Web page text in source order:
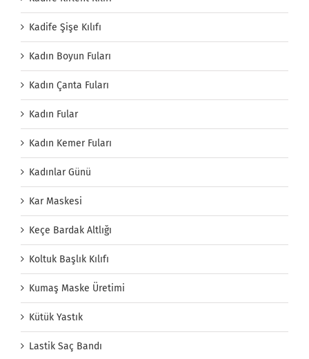
Kadife Şişe Kılıfı
Kadın Boyun Fuları
Kadın Çanta Fuları
Kadın Fular
Kadın Kemer Fuları
Kadınlar Günü
Kar Maskesi
Keçe Bardak Altlığı
Koltuk Başlık Kılıfı
Kumaş Maske Üretimi
Kütük Yastık
Lastik Saç Bandı